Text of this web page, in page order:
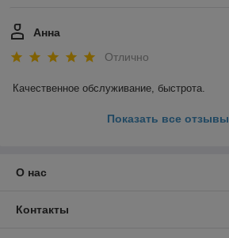
Анна
Отлично
Качественное обслуживание, быстрота.
Показать все отзывы
О нас
Контакты